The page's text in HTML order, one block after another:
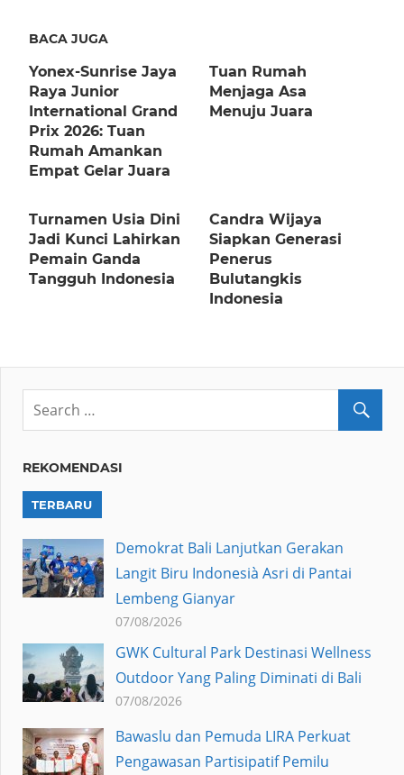
BACA JUGA
Yonex-Sunrise Jaya
Raya Junior
International Grand
Prix 2026: Tuan
Rumah Amankan
Empat Gelar Juara
Tuan Rumah
Menjaga Asa
Menuju Juara
Turnamen Usia Dini
Jadi Kunci Lahirkan
Pemain Ganda
Tangguh Indonesia
Candra Wijaya
Siapkan Generasi
Penerus
Bulutangkis
Indonesia
REKOMENDASI
TERBARU
Demokrat Bali Lanjutkan Gerakan
Langit Biru Indonesià Asri di Pantai
Lembeng Gianyar
07/08/2026
GWK Cultural Park Destinasi Wellness
Outdoor Yang Paling Diminati di Bali
07/08/2026
Bawaslu dan Pemuda LIRA Perkuat
Pengawasan Partisipatif Pemilu